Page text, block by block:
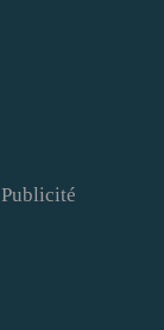
Publicité